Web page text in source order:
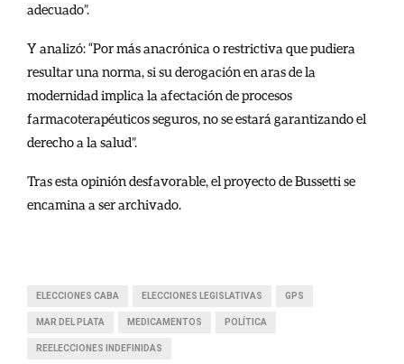
adecuado”.
Y analizó: “Por más anacrónica o restrictiva que pudiera
resultar una norma, si su derogación en aras de la
modernidad implica la afectación de procesos
farmacoterapéuticos seguros, no se estará garantizando el
derecho a la salud”.
Tras esta opinión desfavorable, el proyecto de Bussetti se
encamina a ser archivado.
ELECCIONES CABA ELECCIONES LEGISLATIVAS GPS
MAR DEL PLATA MEDICAMENTOS POLÍTICA
REELECCIONES INDEFINIDAS